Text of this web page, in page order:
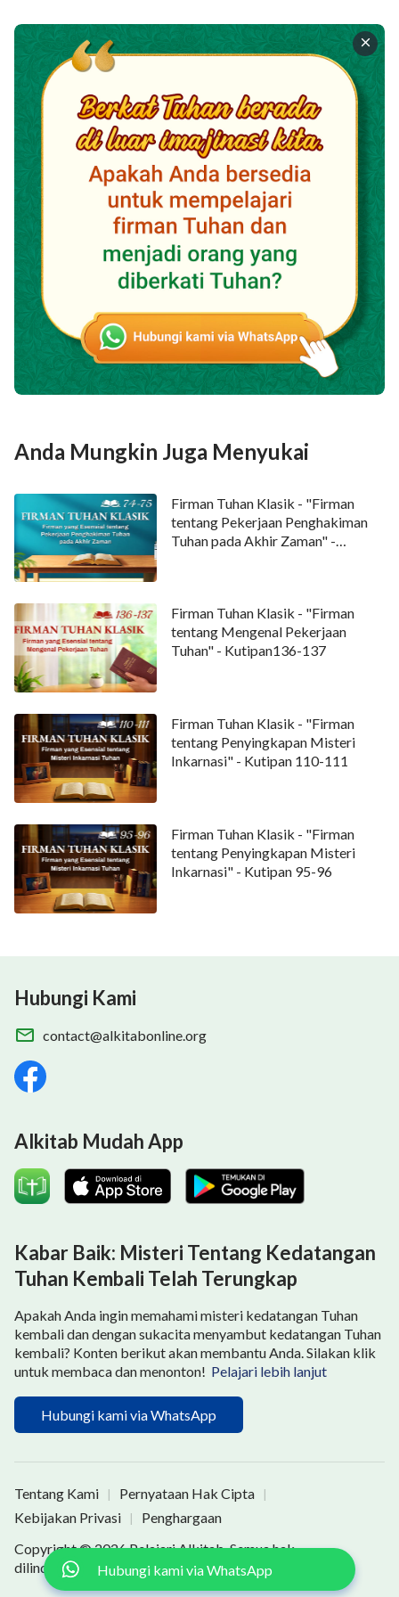
akan diselamatkan. Jika Roh Tuhan bekerja secara
langsung di antara manusia, manusia akan diremukkan
dan ditawan sepenuhnya oleh Iblis karena manusia
tidak mampu untuk berhubungan dengan Tuhan.
Dikutip dari "MisteriInkarnasi(4)" dalam "Firman
Menampakkan Diri dalam Rupa Manusia"
Anda Mungkin Juga Menyukai
Firman Tuhan Klasik - "Firman
tentang Pekerjaan Penghakiman
Tuhan pada Akhir Zaman" -
Firman Tuhan Klasik - "Firman
tentang Mengenal Pekerjaan
Tuhan" - Kutipan136-137
Firman Tuhan Klasik - "Firman
tentang Penyingkapan Misteri
Inkarnasi" - Kutipan 110-111
Firman Tuhan Klasik - "Firman
tentang Penyingkapan Misteri
Inkarnasi" - Kutipan 95-96
Hubungi Kami
contact@alkitabonline.org
Alkitab Mudah App
Kabar Baik: Misteri Tentang Kedatangan
Tuhan Kembali Telah Terungkap
Apakah Anda ingin memahami misteri kedatangan Tuhan
kembali dan dengan sukacita menyambut kedatangan Tuhan
kembali? Konten berikut akan membantu Anda. Silakan klik
untuk membaca dan menonton! Pelajari lebih lanjut
Hubungi kami via WhatsApp
Tentang Kami | Pernyataan Hak Cipta |
Kebijakan Privasi |
Penghargaan
Copyright © 2026Pelajari Alkitab. Semua hak
dilindungi undang-undang.Hubungi kami via WhatsApp